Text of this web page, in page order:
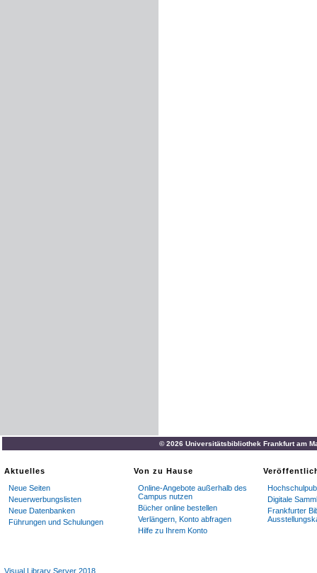
© 2026 Universitätsbibliothek Frankfurt am
Aktuelles
Neue Seiten
Neuerwerbungslisten
Neue Datenbanken
Führungen und Schulungen
Von zu Hause
Online-Angebote außerhalb des
Campus nutzen
Bücher online bestellen
Verlängern, Konto abfragen
Hilfe zu Ihrem Konto
Digitale
Frankfurter
Visual Library Server 2018